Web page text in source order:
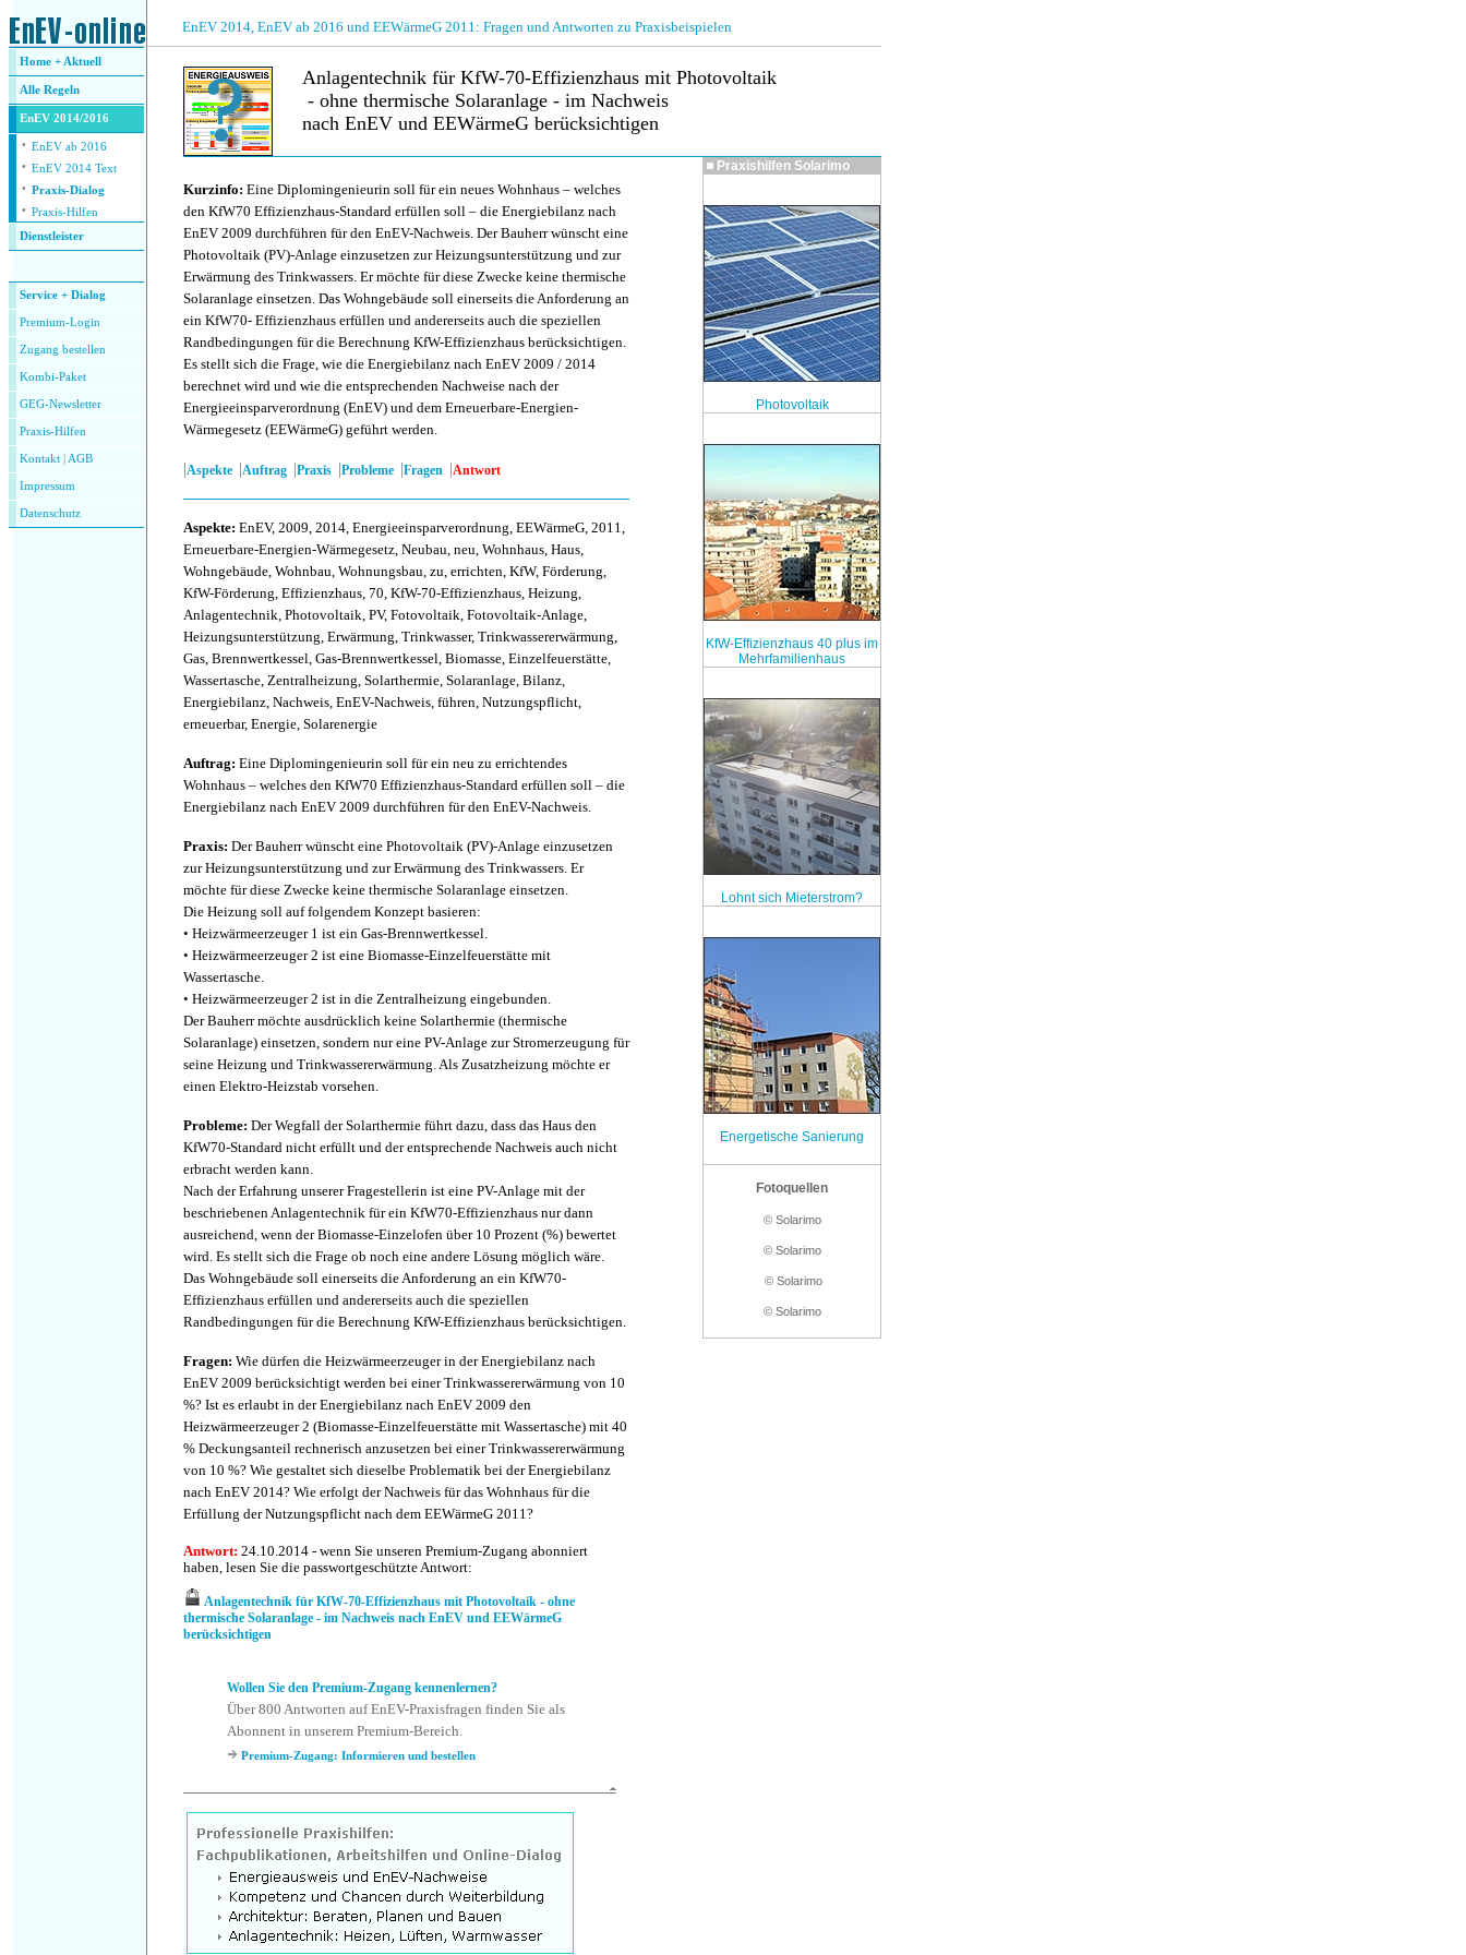
EnEV 2014, EnEV ab 2016 und EEWärmeG 2011: Fragen und Antworten zu Praxisbeispielen
Home + Aktuell
Alle Regeln
EnEV 2014/2016
· EnEV ab 2016
· EnEV 2014 Text
· Praxis-Dialog
· Praxis-Hilfen
Dienstleister
Service + Dialog
Premium-Login
Zugang bestellen
Kombi-Paket
GEG-Newsletter
Praxis-Hilfen
Kontakt AGB
Impressum
Datenschutz
Anlagentechnik für KfW-70-Effizienzhaus mit Photovoltaik
- ohne thermische Solaranlage - im Nachweis
nach EnEV und EEWärmeG berücksichtigen
Kurzinfo: Eine Diplomingenieurin soll für ein neues Wohnhaus – welches
den KfW70 Effizienzhaus-Standard erfüllen soll – die Energiebilanz nach
EnEV 2009 durchführen für den EnEV-Nachweis. Der Bauherr wünscht eine
Photovoltaik (PV)-Anlage einzusetzen zur Heizungsunterstützung und zur
Erwärmung des Trinkwassers. Er möchte für diese Zwecke keine thermische
Solaranlage einsetzen. Das Wohngebäude soll einerseits die Anforderung an
ein KfW70- Effizienzhaus erfüllen und andererseits auch die speziellen
Randbedingungen für die Berechnung KfW-Effizienzhaus berücksichtigen.
Es stellt sich die Frage, wie die Energiebilanz nach EnEV 2009 / 2014
berechnet wird und wie die entsprechenden Nachweise nach der
Energieeinsparverordnung (EnEV) und dem Erneuerbare-Energien-
Wärmegesetz (EEWärmeG) geführt werden.
|Aspekte |Auftrag |Praxis |Probleme |Fragen |Antwort
Aspekte: EnEV, 2009, 2014, Energieeinsparverordnung, EEWärmeG, 2011,
Erneuerbare-Energien-Wärmegesetz, Neubau, neu, Wohnhaus, Haus,
Wohngebäude, Wohnbau, Wohnungsbau, zu, errichten, KfW, Förderung,
KfW-Förderung, Effizienzhaus, 70, KfW-70-Effizienzhaus, Heizung,
Anlagentechnik, Photovoltaik, PV, Fotovoltaik, Fotovoltaik-Anlage,
Heizungsunterstützung, Erwärmung, Trinkwasser, Trinkwassererwärmung,
Gas, Brennwertkessel, Gas-Brennwertkessel, Biomasse, Einzelfeuerstätte,
Wassertasche, Zentralheizung, Solarthermie, Solaranlage, Bilanz,
Energiebilanz, Nachweis, EnEV-Nachweis, führen, Nutzungspflicht,
erneuerbar, Energie, Solarenergie
Auftrag: Eine Diplomingenieurin soll für ein neu zu errichtendes
Wohnhaus – welches den KfW70 Effizienzhaus-Standard erfüllen soll – die
Energiebilanz nach EnEV 2009 durchführen für den EnEV-Nachweis.
Praxis: Der Bauherr wünscht eine Photovoltaik (PV)-Anlage einzusetzen
zur Heizungsunterstützung und zur Erwärmung des Trinkwassers. Er
möchte für diese Zwecke keine thermische Solaranlage einsetzen.
Die Heizung soll auf folgendem Konzept basieren:
• Heizwärmeerzeuger 1 ist ein Gas-Brennwertkessel.
• Heizwärmeerzeuger 2 ist eine Biomasse-Einzelfeuerstätte mit
Wassertasche.
• Heizwärmeerzeuger 2 ist in die Zentralheizung eingebunden.
Der Bauherr möchte ausdrücklich keine Solarthermie (thermische
Solaranlage) einsetzen, sondern nur eine PV-Anlage zur Stromerzeugung für
seine Heizung und Trinkwassererwärmung. Als Zusatzheizung möchte er
einen Elektro-Heizstab vorsehen.
Probleme: Der Wegfall der Solarthermie führt dazu, dass das Haus den
KfW70-Standard nicht erfüllt und der entsprechende Nachweis auch nicht
erbracht werden kann.
Nach der Erfahrung unserer Fragestellerin ist eine PV-Anlage mit der
beschriebenen Anlagentechnik für ein KfW70-Effizienzhaus nur dann
ausreichend, wenn der Biomasse-Einzelofen über 10 Prozent (%) bewertet
wird. Es stellt sich die Frage ob noch eine andere Lösung möglich wäre.
Das Wohngebäude soll einerseits die Anforderung an ein KfW70-
Effizienzhaus erfüllen und andererseits auch die speziellen
Randbedingungen für die Berechnung KfW-Effizienzhaus berücksichtigen.
Fragen: Wie dürfen die Heizwärmeerzeuger in der Energiebilanz nach
EnEV 2009 berücksichtigt werden bei einer Trinkwassererwärmung von 10
%? Ist es erlaubt in der Energiebilanz nach EnEV 2009 den
Heizwärmeerzeuger 2 (Biomasse-Einzelfeuerstätte mit Wassertasche) mit 40
% Deckungsanteil rechnerisch anzusetzen bei einer Trinkwassererwärmung
von 10 %? Wie gestaltet sich dieselbe Problematik bei der Energiebilanz
nach EnEV 2014? Wie erfolgt der Nachweis für das Wohnhaus für die
Erfüllung der Nutzungspflicht nach dem EEWärmeG 2011?
Antwort: 24.10.2014 - wenn Sie unseren Premium-Zugang abonniert
haben, lesen Sie die passwortgeschützte Antwort:
Anlagentechnik für KfW-70-Effizienzhaus mit Photovoltaik - ohne
thermische Solaranlage - im Nachweis nach EnEV und EEWärmeG
berücksichtigen
Wollen Sie den Premium-Zugang kennenlernen?
Über 800 Antworten auf EnEV-Praxisfragen finden Sie als
Abonnent in unserem Premium-Bereich.
Premium-Zugang: Informieren und bestellen
Praxishilfen Solarimo
Photovoltaik
KfW-Effizienzhaus 40 plus im
Mehrfamilienhaus
Lohnt sich Mieterstrom?
Energetische Sanierung
Fotoquellen
© Solarimo
© Solarimo
© Solarimo
© Solarimo